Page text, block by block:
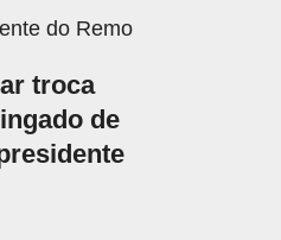
troca
de